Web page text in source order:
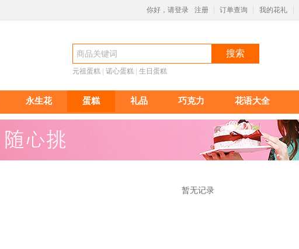
你好，请登录 注册 订单查询 我的花礼
搜索
元祖蛋糕 诺心蛋糕 生日蛋糕
永生花 蛋糕 礼品 巧克力 花语大全
暂无记录